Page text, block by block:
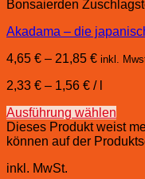
Bonsaierden
Akadama – die
4,65 € – 21,85 € inkl.
2,33 € – 1,56 € /
Ausführung wählen
Dieses Produkt weist
können auf der
inkl. MwSt.